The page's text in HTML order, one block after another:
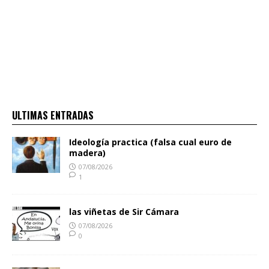
ULTIMAS ENTRADAS
Ideología practica (falsa cual euro de
madera)
07/08/2026
1
las viñetas de Sir Cámara
07/08/2026
0